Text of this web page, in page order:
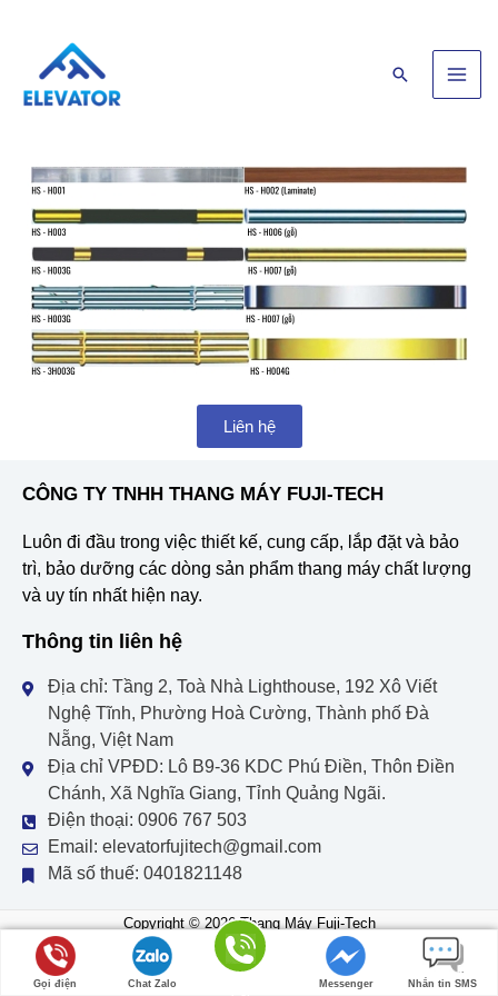
content
Search
Liên hệ
CÔNG TY TNHH THANG MÁY FUJI-TECH
Luôn đi đầu trong việc thiết kế, cung cấp, lắp đặt và bảo
trì, bảo dưỡng các dòng sản phẩm thang máy chất lượng
và uy tín nhất hiện nay.
Thông tin liên hệ
Địa chỉ: Tầng 2, Toà Nhà Lighthouse, 192 Xô Viết
Nghệ Tĩnh, Phường Hoà Cường, Thành phố Đà
Nẵng, Việt Nam
Địa chỉ VPĐD: Lô B9-36 KDC Phú Điền, Thôn Điền
Chánh, Xã Nghĩa Giang, Tỉnh Quảng Ngãi.
Điện thoại: 0906 767 503
Email: elevatorfujitech@gmail.com
Mã số thuế: 0401821148
Copyright © 2026 Thang Máy Fuji-Tech
Thiết kế web bởi
Tổng Lưc
Gọi điện Chat Zalo Messenger Nhắn tin SMS